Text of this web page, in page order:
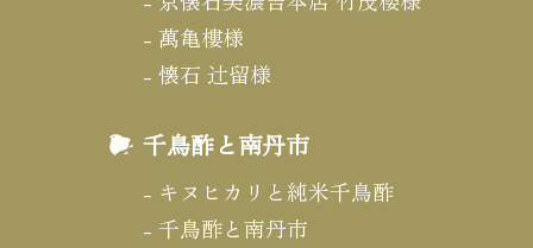
萬亀樓様
懐石 辻留様
千鳥酢と南丹市
キヌヒカリと純米千鳥酢
千鳥酢と南丹市